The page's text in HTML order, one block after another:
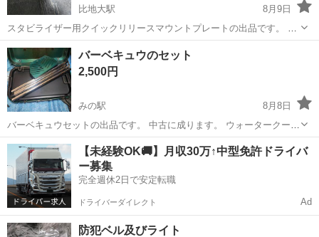
比地大駅
8月9日
スタビライザー用クイックリリースマウントプレートの出品です。 新
品未使用品に成ります。 アマゾンで3500円以上しますが、今回1/3以
下にて出品させて頂きますので、宜しく検討お願いいたします
香川 三豊市 比地大駅
バーベキュウのセット
2,500円
みの駅
8月8日
バーベキュウセットの出品です。 中古に成ります。 ウォータークーラ
ーもお付けいたします。 約１０L入るかと思います。 今から夏に向け
てキャンプ等に活躍すると思います。 興味の有る方宜しく検討宜しく
いたします。
香川 三豊市 みの駅 その他 クーラー
【未経験OK🚚】月収30万↑中型免許ドライバ
ー募集
完全週休2日で安定転職
ドライバーダイレクト Ad
防犯ベル及びライト